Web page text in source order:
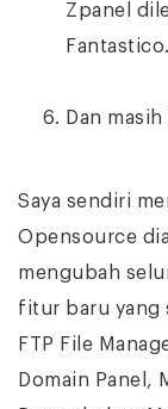
Zpanel
Fantastico.
Dan
Saya sendiri
Opensource
mengubah
fitur baru yang
FTP File
Domain Panel,